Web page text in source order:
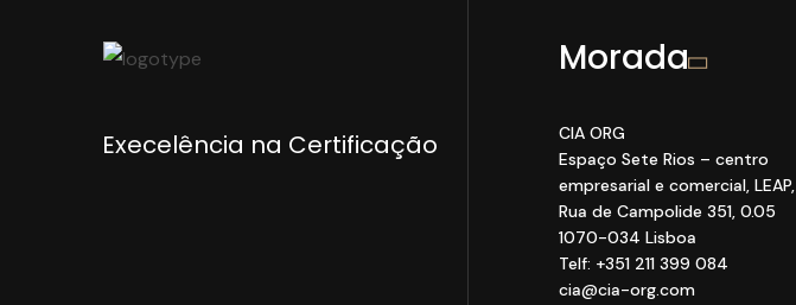
Execelência na Certificação
Morada
CIA ORG
Espaço Sete Rios – centro
empresarial e comercial, LEAP,
Rua de Campolide 351,0.05
1070-034 Lisboa
Telf: +351 211 399 084
cia@cia-org.com